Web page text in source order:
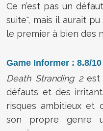
Ce n’est pas un
suite", mais il aurait
le premier à bien des
Game Informer : 8.8/10
Death Stranding 2est
défauts et des
risques ambitieux et
son propre genre